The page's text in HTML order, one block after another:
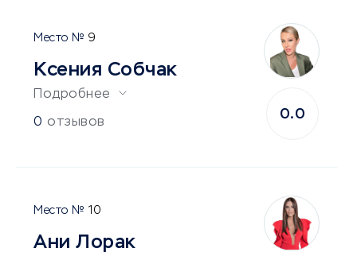
9
Ксения Собчак
Подробнее
0 отзывов
0.0
10
Ани Лорак